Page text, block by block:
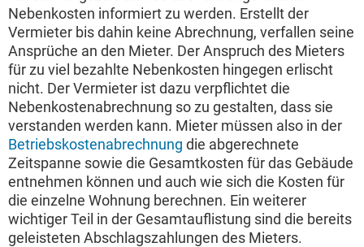
Nebenkosten informiert zu werden. Erstellt der
Vermieter bis dahin keine Abrechnung, verfallen seine
Ansprüche an den Mieter. Der Anspruch des Mieters
für zu viel bezahlte Nebenkosten hingegen erlischt
nicht. Der Vermieter ist dazu verpflichtet die
Nebenkostenabrechnung so zu gestalten, dass sie
verstanden werden kann. Mieter müssen also in der
Betriebskostenabrechnung die abgerechnete
Zeitspanne sowie die Gesamtkosten für das Gebäude
entnehmen können und auch wie sich die Kosten für
die einzelne Wohnung berechnen. Ein weiterer
wichtiger Teil in der Gesamtauflistung sind die bereits
geleisteten Abschlagszahlungen des Mieters.